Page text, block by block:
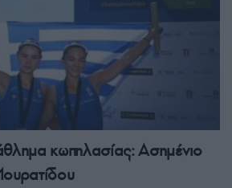
κωπηλασίας: Ασημένιο